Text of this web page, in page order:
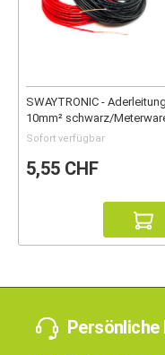
SWAYTRONIC - Aderleitung
10mm² schwarz/
Sofort verfügbar
5,55 CHF
Persönliche